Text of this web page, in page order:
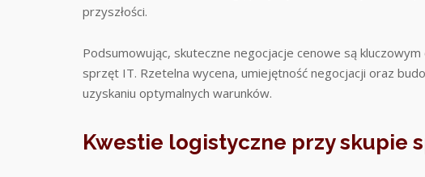
przyszłości.
Podsumowując, skuteczne negocjacje cenowe są
sprzęt IT. Rzetelna wycena, umiejętność negocjacji oraz
uzyskaniu optymalnych warunków.
Kwestie logistyczne przy skupie